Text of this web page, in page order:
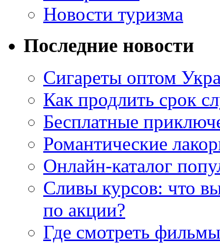
Новости туризма
Последние новости
Сигареты оптом
Как продлить срок
Бесплатные
Романтические
Онлайн-каталог
Сливы курсов: что
по акции?
Где смотреть